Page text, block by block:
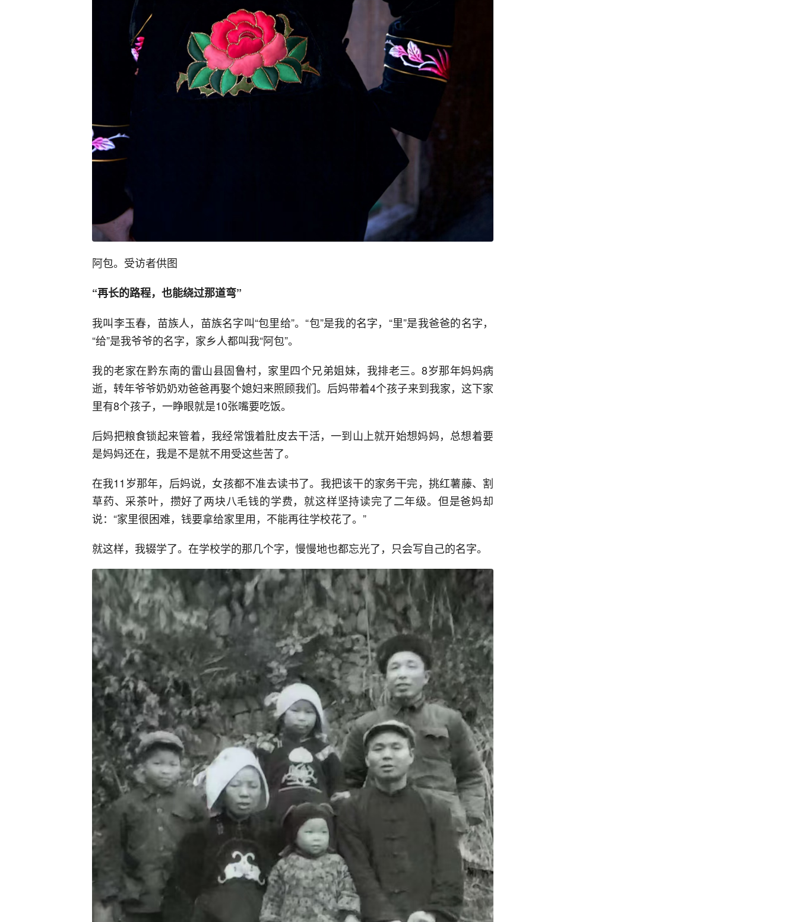
阿包。受访者供图
“再长的路程，也能绕过那道弯”
我叫李玉春，苗族人，苗族名字叫“包里给”。“包”是我的名字，“里”是我爸爸的名字，
“给”是我爷爷的名字，家乡人都叫我“阿包”。
我的老家在黔东南的雷山县固鲁村，家里四个兄弟姐妹，我排老三。8岁那年妈妈病
逝，转年爷爷奶奶劝爸爸再娶个媳妇来照顾我们。后妈带着4个孩子来到我家，这下家
里有8个孩子，一睁眼就是10张嘴要吃饭。
后妈把粮食锁起来管着，我经常饿着肚皮去干活，一到山上就开始想妈妈，总想着要
是妈妈还在，我是不是就不用受这些苦了。
在我11岁那年，后妈说，女孩都不准去读书了。我把该干的家务干完，挑红薯藤、割
草药、采茶叶，攒好了两块八毛钱的学费，就这样坚持读完了二年级。但是爸妈却
说：“家里很困难，钱要拿给家里用，不能再往学校花了。”
就这样，我辍学了。在学校学的那几个字，慢慢地也都忘光了，只会写自己的名字。